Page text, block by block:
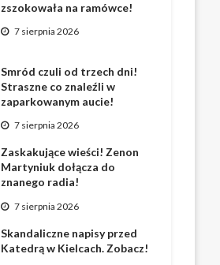
zszokowała na ramówce!
7 sierpnia 2026
Smród czuli od trzech dni!
Straszne co znaleźli w
zaparkowanym aucie!
7 sierpnia 2026
Zaskakujące wieści! Zenon
Martyniuk dołącza do
znanego radia!
7 sierpnia 2026
Skandaliczne napisy przed
Katedrą w Kielcach. Zobacz!